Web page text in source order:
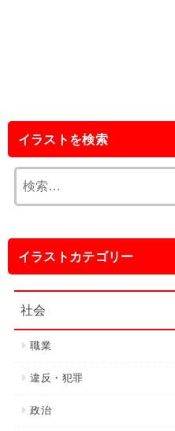
イラストを検索
イラストカテゴリー
社会
職業
違反・犯罪
政治